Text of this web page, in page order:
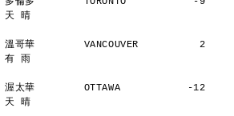
天 晴
溫哥華        VANCOUVER          2
有 雨
渥太華        OTTAWA           -12
天 晴